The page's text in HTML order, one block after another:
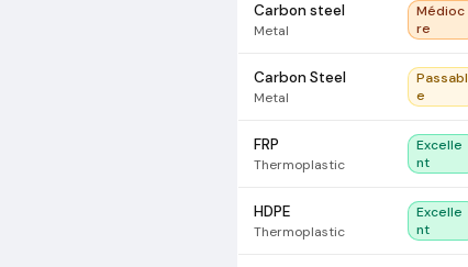
Carbon steel
Metal
Médioc
re
Carbon Steel
Metal
Passabl
e
FRP
Thermoplastic
Excelle
nt
HDPE
Thermoplastic
Excelle
nt